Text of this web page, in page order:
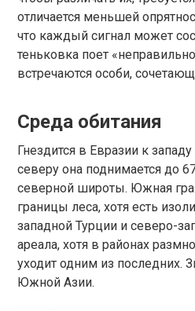
отличается меньшей
что каждый сигнал может
теньковка поет
встречаются особи,
Среда обитания
Гнездится в Евразии к
северу она поднимается до
северной широты. Южная
границы леса, хотя есть
западной Турции и северо-
ареала, хотя в районах
уходит одним из
Южной Азии.